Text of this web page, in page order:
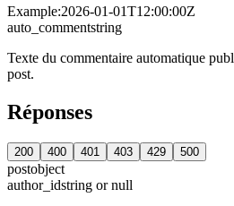
Example:2026-01-01T12:00:00Z
auto_commentstring
Texte du commentaire automatique
post.
Réponses
200 400 401 403 429 500
postobject
author_idstring or null